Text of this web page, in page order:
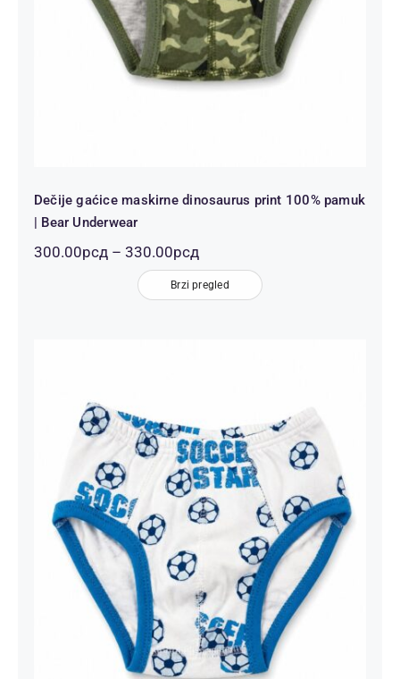
Dečije gaćice maskirne dinosaurus print 100% pamuk
| Bear Underwear
300.00рсд – 330.00рсдРаспон
цена:
од
300.00рсд
Brzi pregled
Dečije gaćice bele fudbal Soccer
Star print 100% pamuk | Bear
Underwear